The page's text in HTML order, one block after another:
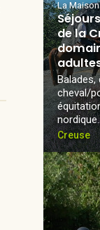
La
de la
Balades,
cheval/
Creuse